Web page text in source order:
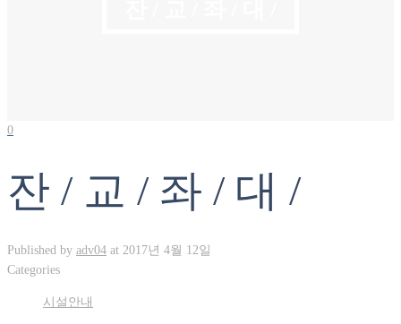
0
잔 / 교 / 좌 / 대 /
Published by adv04 at 2017년 4월 12일
Categories
시설안내